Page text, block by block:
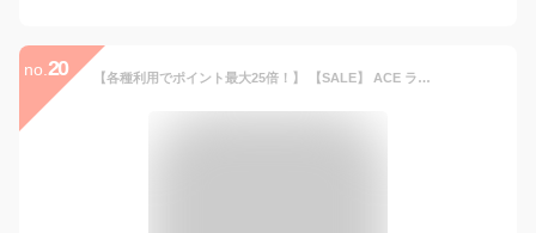
no. 20 【各種利用でポイント最大25倍！】 【SALE】 ACE ラディアル (32L) ファスナータイプ スーツケース 2〜3泊用 3辺合計115cm 機内持ち込みサイズ 06971